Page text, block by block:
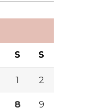
S S
1 2
8 9